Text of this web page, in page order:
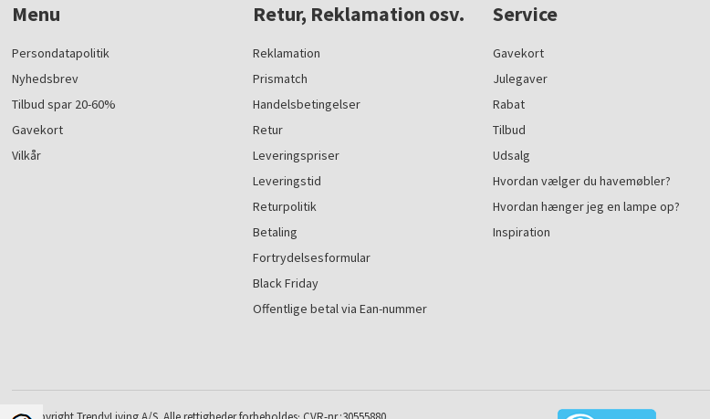
Menu
Persondatapolitik
Nyhedsbrev
Tilbud spar 20-60%
Gavekort
Vilkår
Retur, Reklamation osv.
Reklamation
Prismatch
Handelsbetingelser
Retur
Leveringspriser
Leveringstid
Returpolitik
Betaling
Fortrydelsesformular
Black Friday
Offentlige betal via Ean-nummer
Service
Gavekort
Julegaver
Rabat
Tilbud
Udsalg
Hvordan vælger du havemøbler?
Hvordan hænger jeg en lampe op?
Inspiration